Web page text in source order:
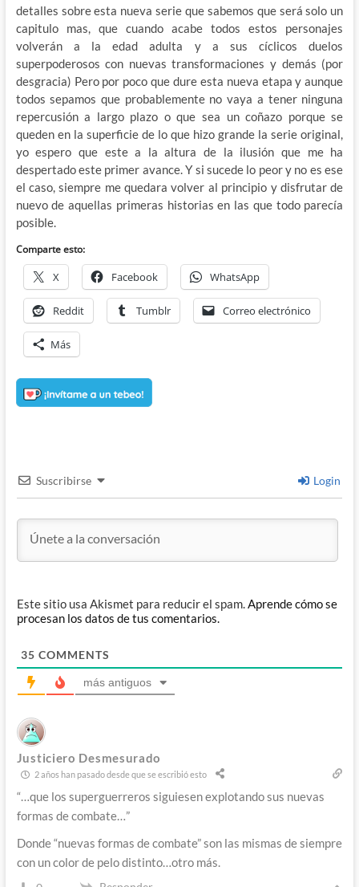
detalles sobre esta nueva serie que sabemos que será solo un
capitulo mas, que cuando acabe todos estos personajes
volverán a la edad adulta y a sus cíclicos duelos
superpoderosos con nuevas transformaciones y demás (por
desgracia) Pero por poco que dure esta nueva etapa y aunque
todos sepamos que probablemente no vaya a tener ninguna
repercusión a largo plazo o que sea un coñazo porque se
queden en la superficie de lo que hizo grande la serie original,
yo espero que este a la altura de la ilusión que me ha
despertado este primer avance. Y si sucede lo peor y no es ese
el caso, siempre me quedara volver al principio y disfrutar de
nuevo de aquellas primeras historias en las que todo parecía
posible.
Comparte esto:
X Facebook WhatsApp
Reddit Tumblr Correo electrónico
Más
Suscribirse Login
Este sitio usa Akismet para reducir el spam.Aprende cómo se
procesan los datos de tus comentarios.
35 COMMENTS
más antiguos
Justiciero Desmesurado
2 años han pasado desde que se escribió esto
“…que los superguerreros siguiesen explotando sus nuevas
formas de combate…”
Donde “nuevas formas de combate” son las mismas de siempre
con un color de pelo distinto…otro más.